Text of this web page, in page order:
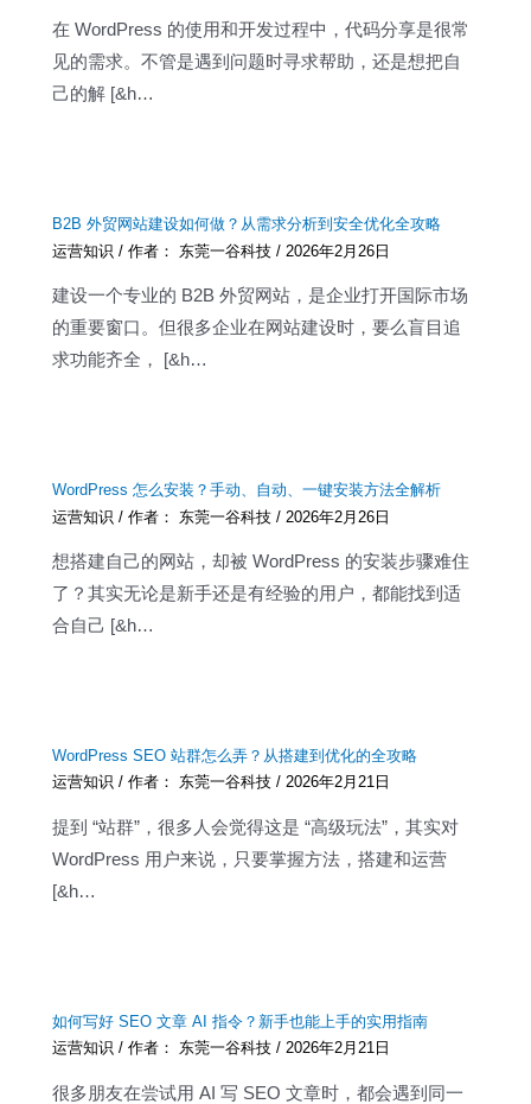
在 WordPress 的使用和开发过程中，代码分享是很常
见的需求。不管是遇到问题时寻求帮助，还是想把自
己的解 [&h…
B2B 外贸网站建设如何做？从需求分析到安全优化全攻略
运营知识 / 作者： 东莞一谷科技/ 2026年2月26日
建设一个专业的 B2B 外贸网站，是企业打开国际市场
的重要窗口。但很多企业在网站建设时，要么盲目追
求功能齐全， [&h…
WordPress 怎么安装？手动、自动、一键安装方法全解析
运营知识 / 作者： 东莞一谷科技/ 2026年2月26日
想搭建自己的网站，却被 WordPress 的安装步骤难住
了？其实无论是新手还是有经验的用户，都能找到适
合自己 [&h…
WordPress SEO 站群怎么弄？从搭建到优化的全攻略
运营知识 / 作者： 东莞一谷科技/2026年2月21日
提到 “站群”，很多人会觉得这是 “高级玩法”，其实对
WordPress 用户来说，只要掌握方法，搭建和运营
[&h…
如何写好 SEO 文章 AI 指令？新手也能上手的实用指南
运营知识 / 作者： 东莞一谷科技/2026年2月21日
很多朋友在尝试用 AI 写 SEO 文章时，都会遇到同一